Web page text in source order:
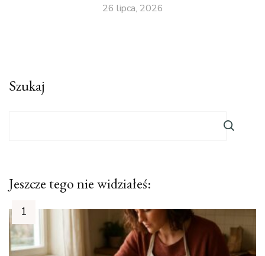
26 lipca, 2026
Szukaj
Jeszcze tego nie widziałeś: